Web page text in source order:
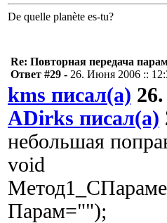
De quelle planète es-tu?
Re: Повторная передача
Ответ #29 - 26. Июня 2006 ::
kms писал(а)
ADirks писал(а)
небольшая
void
Парам="");